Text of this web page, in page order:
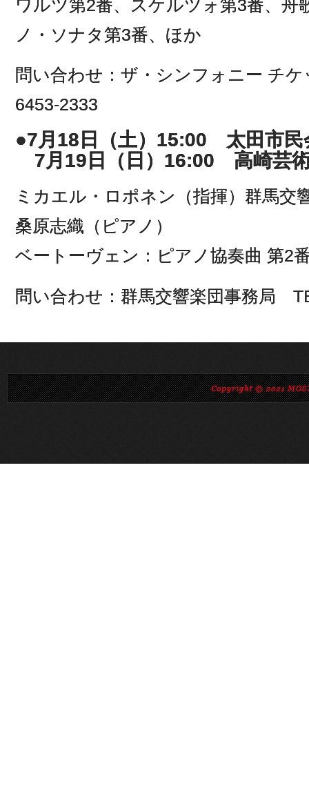
ワルツ第2番、スケルツォ第3番、舟
ノ・ソナタ第3番、ほか
問い合わせ：ザ・シンフォニー チ
6453-2333
●7月18日（土）15:00 太田市民
7月19日（日）16:00 高崎芸
ミカエル・ロポネン（指揮）群馬交
桑原志織（ピアノ）
ベートーヴェン：ピアノ協奏曲 第2
問い合わせ：群馬交響楽団事務局